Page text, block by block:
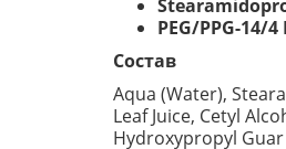
PEG/PPG-14/
Состав
Aqua (Water),
Leaf Juice, Cetyl
Hydroxypropyl